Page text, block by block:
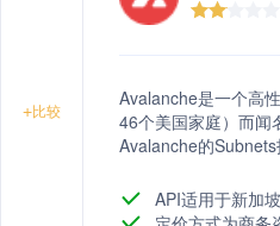
+比较
Avalanche是一个高
46个美国家庭）而闻
Avalanche的
API适用于新加坡